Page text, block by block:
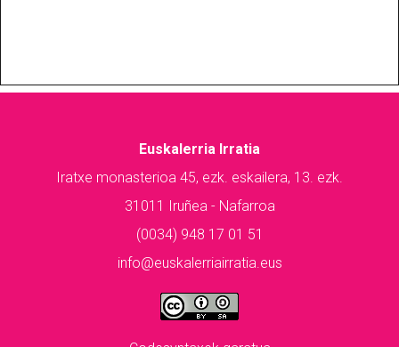
Euskalerria Irratia
Iratxe monasterioa 45, ezk. eskailera, 13. ezk.
31011 Iruñea - Nafarroa
(0034) 948 17 01 51
info@euskalerriairratia.eus